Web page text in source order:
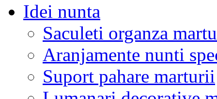
Idei nunta
Saculeti organza
Aranjamente nunti
Suport pahare marturii